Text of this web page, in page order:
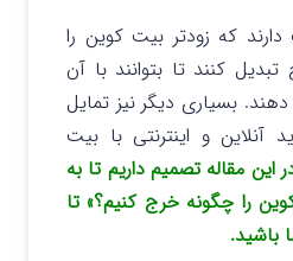
که زودتر بیت کوین را
کنند تا بتوانند با آن
بسیاری دیگر نیز تمایل
آنلاین و اینترنتی با بیت
این مقاله تصمیم داریم تا به
را چگونه خرج کنیم؟» تا
باشید.